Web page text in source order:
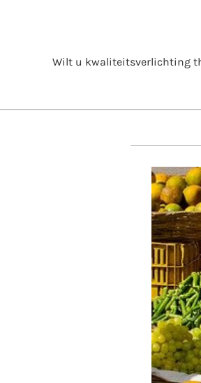
Wilt u kwaliteitsverlichting